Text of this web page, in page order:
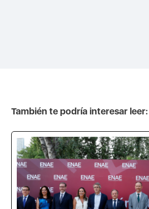
También te podría interesar leer: